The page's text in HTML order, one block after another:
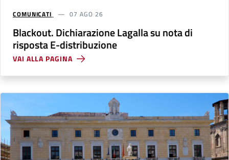
COMUNICATI 07 AGO 26
Blackout. Dichiarazione Lagalla su nota di
risposta E-distribuzione
VAI ALLA PAGINA